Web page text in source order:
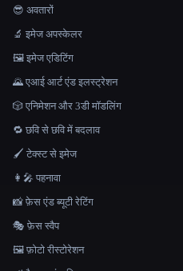
😎 अवतारों
🔬 इमेज अपस्केलर
🖼️ इमेज एडिटिंग
🌄 एआई आर्ट एंड इलस्ट्रेशन
🎲 एनिमेशन और 3डी मॉडलिंग
🔁 छवि से छवि में बदलाव
🖌️ टेक्स्ट से इमेज
👩‍🎤 पहनावा
📸 फ़ेस एंड ब्यूटी रेटिंग
🎭 फ़ेस स्वैप
🖼️ फ़ोटो रीस्टोरेशन